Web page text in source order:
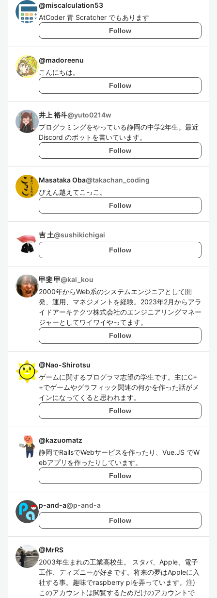
@miscalculation53
AtCoder 青 Scratcher でもあります
Follow
@madoreenu
こんにちは。
Follow
井上 裕斗@yuto0214w
プログラミングをやっている静岡の中学2年生。最近
Discord のボットを書いています。
Follow
Masataka Oba@takachan_coding
ぴえん越えてこっこ。
Follow
吉 土@sushikichigai
Follow
甲斐 甲@kai_kou
2000年からWeb系のシステムエンジニアとして開
発、運用、マネジメントを経験。2023年2月からアラ
イドアーキテクツ株式会社のエンジニアリングマネー
ジャーとしてワイワイやってます。
Follow
@Nao-Shirotsu
ゲームに関するプログラマ志望の学生です。主にC+
+でゲームやグラフィック関連の何かを作った話がメ
インになってくると思われます。
Follow
@kazuomatz
静岡でRailsでWebサービスを作ったり、Vue.JS でW
ebアプリを作ったりしています。
Follow
p-and-a@p-and-a
Follow
@MrRS
2003年生まれの工業高校生。 スタバ、Apple、電子
工作、ディズニーが好きです。将来の夢はAppleに入
社する事。趣味でraspberry piを弄っています。注)
このアカウントは閲覧するためだけのアカウントで